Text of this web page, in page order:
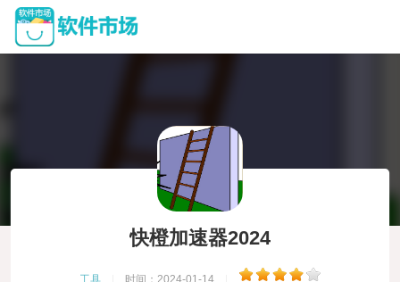
快橙加速器2024
工具 时间：2024-01-14